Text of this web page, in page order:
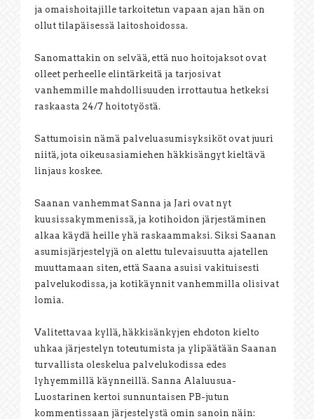
ja omaishoitajille tarkoitetun vapaan ajan hän on
ollut tilapäisessä laitoshoidossa.
Sanomattakin on selvää, että nuo hoitojaksot ovat
olleet perheelle elintärkeitä ja tarjosivat
vanhemmille mahdollisuuden irrottautua hetkeksi
raskaasta 24/7 hoitotyöstä.
Sattumoisin nämä palveluasumisyksiköt ovat juuri
niitä, jota oikeusasiamiehen häkkisängyt kieltävä
linjaus koskee.
Saanan vanhemmat Sanna ja Jari ovat nyt
kuusissakymmenissä, ja kotihoidon järjestäminen
alkaa käydä heille yhä raskaammaksi. Siksi Saanan
asumisjärjestelyjä on alettu tulevaisuutta ajatellen
muuttamaan siten, että Saana asuisi vakituisesti
palvelukodissa, ja kotikäynnit vanhemmilla olisivat
lomia.
Valitettavaa kyllä, häkkisänkyjen ehdoton kielto
uhkaa järjestelyn toteutumista ja ylipäätään Saanan
turvallista oleskelua palvelukodissa edes
lyhyemmillä käynneillä. Sanna Alaluusua-
Luostarinen kertoi sunnuntaisen PB-jutun
kommentissaan järjestelystä omin sanoin näin: